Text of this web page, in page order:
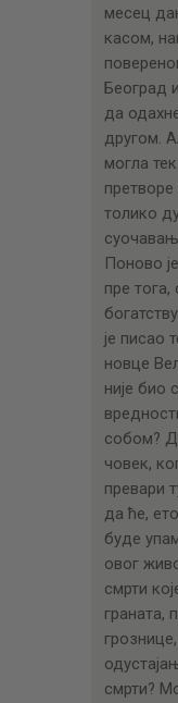
месец
касом,
Београд
да
другом.
могла
толико
Поново
пре тога,
је писао
новце
није био
собом?
човек,
превари
да ће,
буде
овог
смрти
граната,
смрти?